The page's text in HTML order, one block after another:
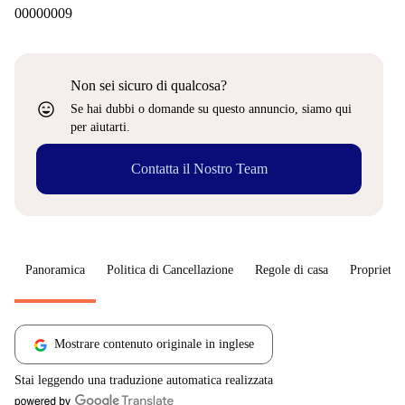
00000009
sentiment_very_satisfied
Non sei sicuro di qualcosa?
Se hai dubbi o domande su questo annuncio, siamo qui
per aiutarti.
Contatta il Nostro Team
Panoramica Politica di Cancellazione Regole di casa
Mostrare contenuto originale in inglese
Stai leggendo una traduzione automatica realizzata